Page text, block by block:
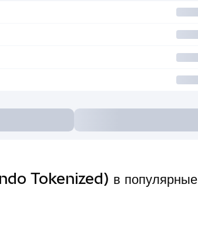
Tokenized) в популярные